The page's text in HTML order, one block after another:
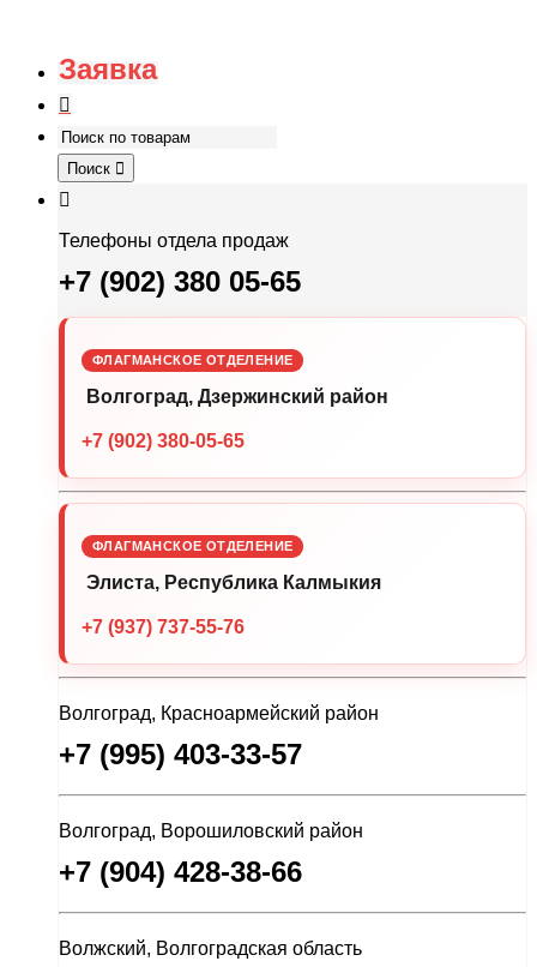
Заявка
Поиск
Телефоны отдела продаж
+7 (902) 380 05-65
ФЛАГМАНСКОЕ ОТДЕЛЕНИЕ
Волгоград, Дзержинский район
+7 (902) 380-05-65
ФЛАГМАНСКОЕ ОТДЕЛЕНИЕ
Элиста, Республика Калмыкия
+7 (937) 737-55-76
Волгоград, Красноармейский район
+7 (995) 403-33-57
Волгоград, Ворошиловский район
+7 (904) 428-38-66
Волжский, Волгоградская область